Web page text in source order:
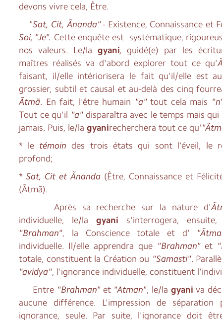
devons vivre cela, Être.
"Sat, Cit, Ãnanda" - Existence, Connaissance et
Soi, "Je". Cette enquête est systématique,
nos valeurs. Le/la gyani,guidé(e) par les
maîtres réalisés va d'abord explorer tout ce qu'
faisant, il/elle intériorisera le fait qu'il/elle est
grossier, subtil et causal et au-delà des cinq
Ãtmã. En fait, l'être humain "a"tout cela mais
Tout ce qu'il "a"disparaîtra avec le temps mais
jamais. Puis, le/lagyanirecherchera tout ce qu'
* le témoin des trois états qui sont l'éveil, le
profond;
*Sat, Cit et Ãnanda(Être, Connaissance et
(Ãtmã).
Après sa recherche sur la nature d'
individuelle, le/la gyani s'interrogera,
"Brahman", la Conscience totale et d'
individuelle. Il/elle apprendra que "Brahman"et
totale, constituent la Création ou "Samasti".
"avidya", l'ignorance individuelle, constituent
Entre "Brahman" et "Atman", le/la gyani va
aucune différence. L'impression de
ignorance, seule. Par suite, l'ignorance doit